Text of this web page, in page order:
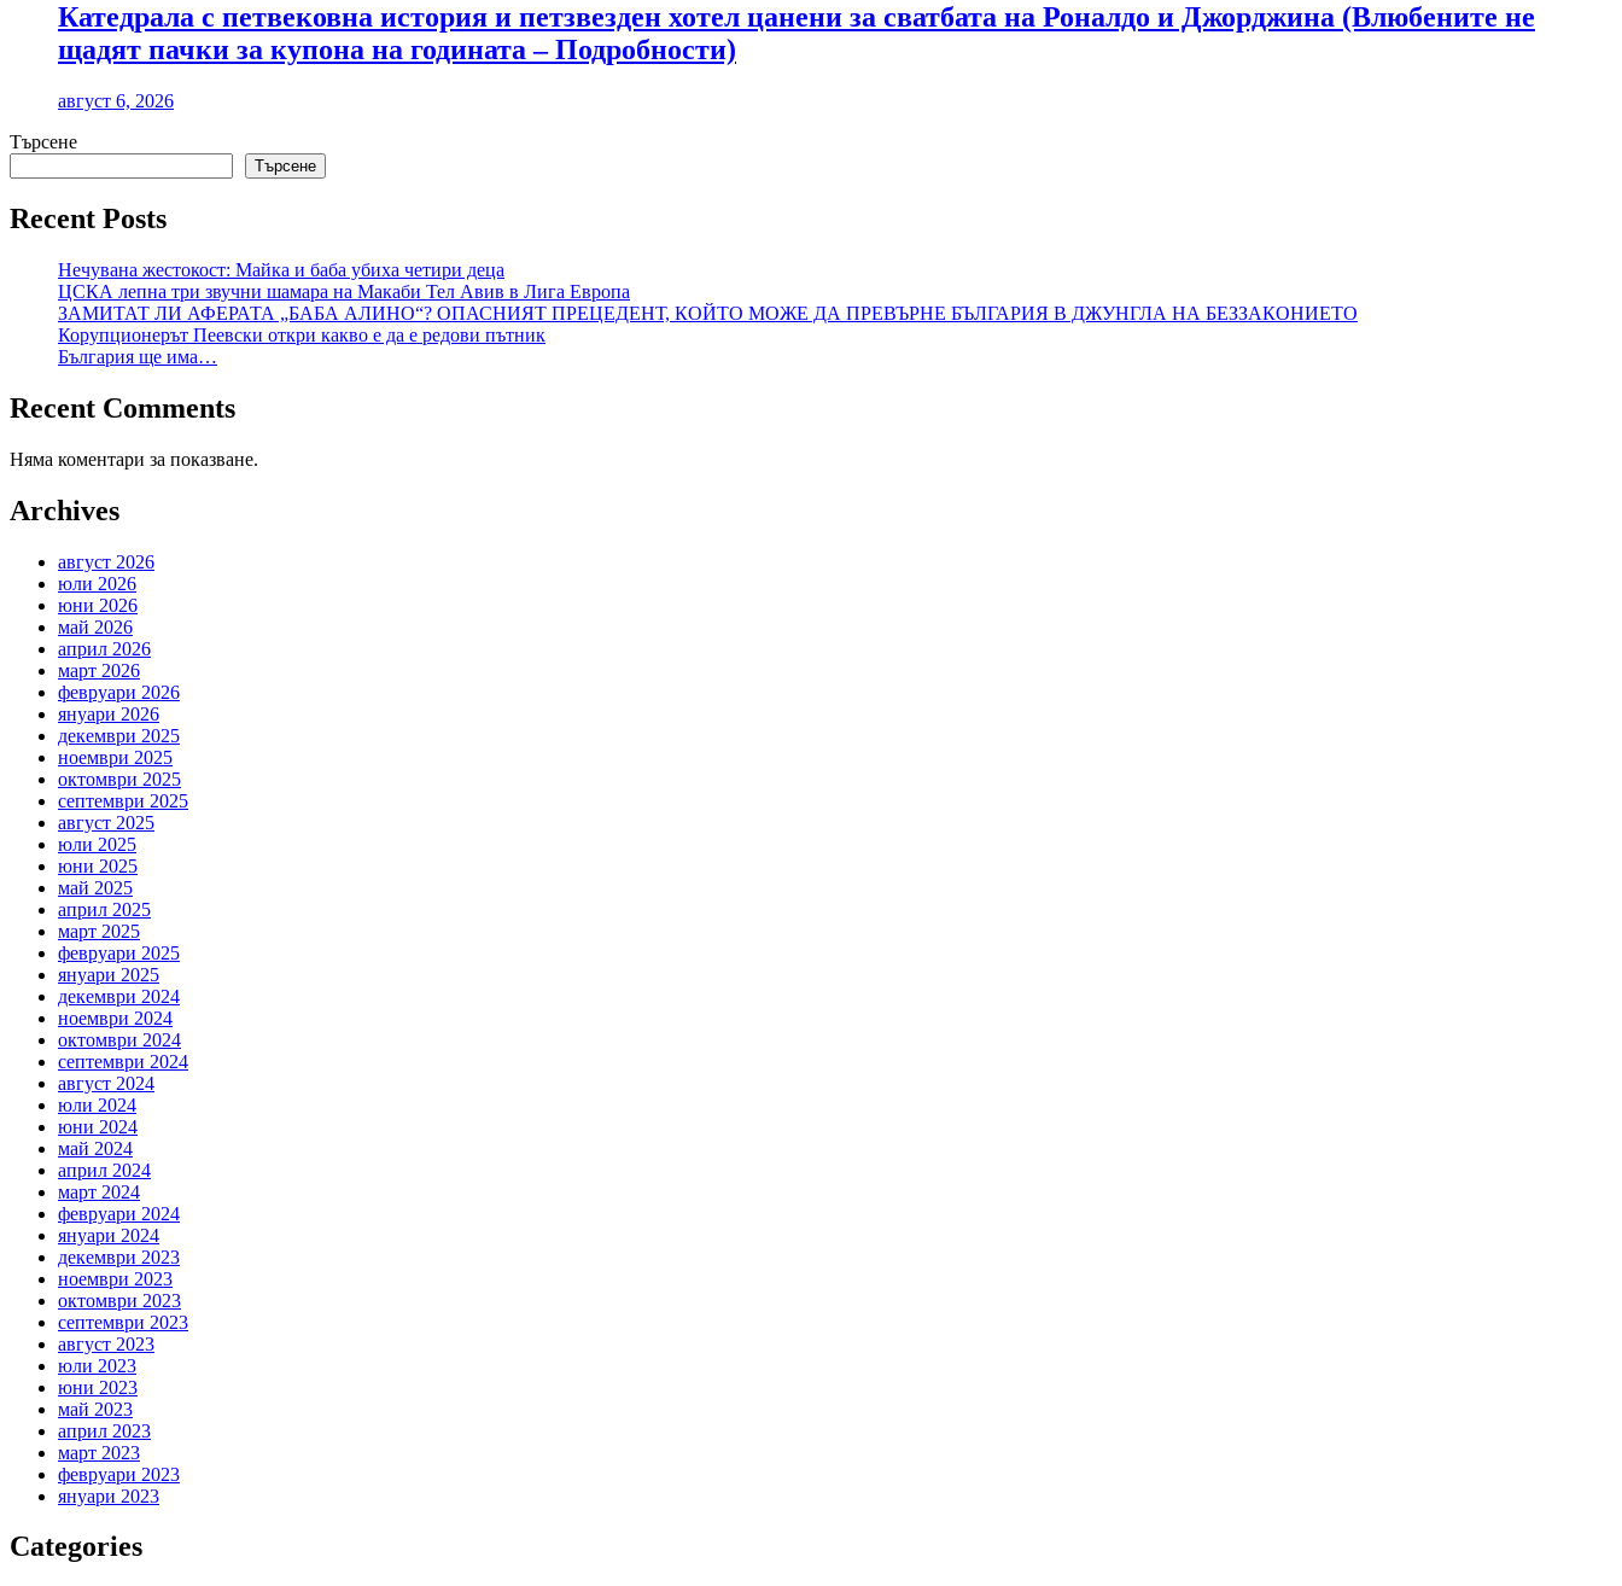
Катедрала с петвековна история и петзвезден хотел цанени за сватбата на Роналдо и Джорджина (Влюбените не
щадят пачки за купона на годината – Подробности)
август 6, 2026
Търсене
Търсене
Recent Posts
Нечувана жестокост: Майка и баба убиха четири деца
ЦСКА лепна три звучни шамара на Макаби Тел Авив в Лига Европа
ЗАМИТАТ ЛИ АФЕРАТА „БАБА АЛИНО“? ОПАСНИЯТ ПРЕЦЕДЕНТ, КОЙТО МОЖЕ ДА ПРЕВЪРНЕ БЪЛГАРИЯ В ДЖУНГЛА НА БЕЗЗАКОНИЕТО
Корупционерът Пеевски откри какво е да е редови пътник
България ще има…
Recent Comments
Няма коментари за показване.
Archives
август 2026
юли 2026
юни 2026
май 2026
април 2026
март 2026
февруари 2026
януари 2026
декември 2025
ноември 2025
октомври 2025
септември 2025
август 2025
юли 2025
юни 2025
май 2025
април 2025
март 2025
февруари 2025
януари 2025
декември 2024
ноември 2024
октомври 2024
септември 2024
август 2024
юли 2024
юни 2024
май 2024
април 2024
март 2024
февруари 2024
януари 2024
декември 2023
ноември 2023
октомври 2023
септември 2023
август 2023
юли 2023
юни 2023
май 2023
април 2023
март 2023
февруари 2023
януари 2023
Categories